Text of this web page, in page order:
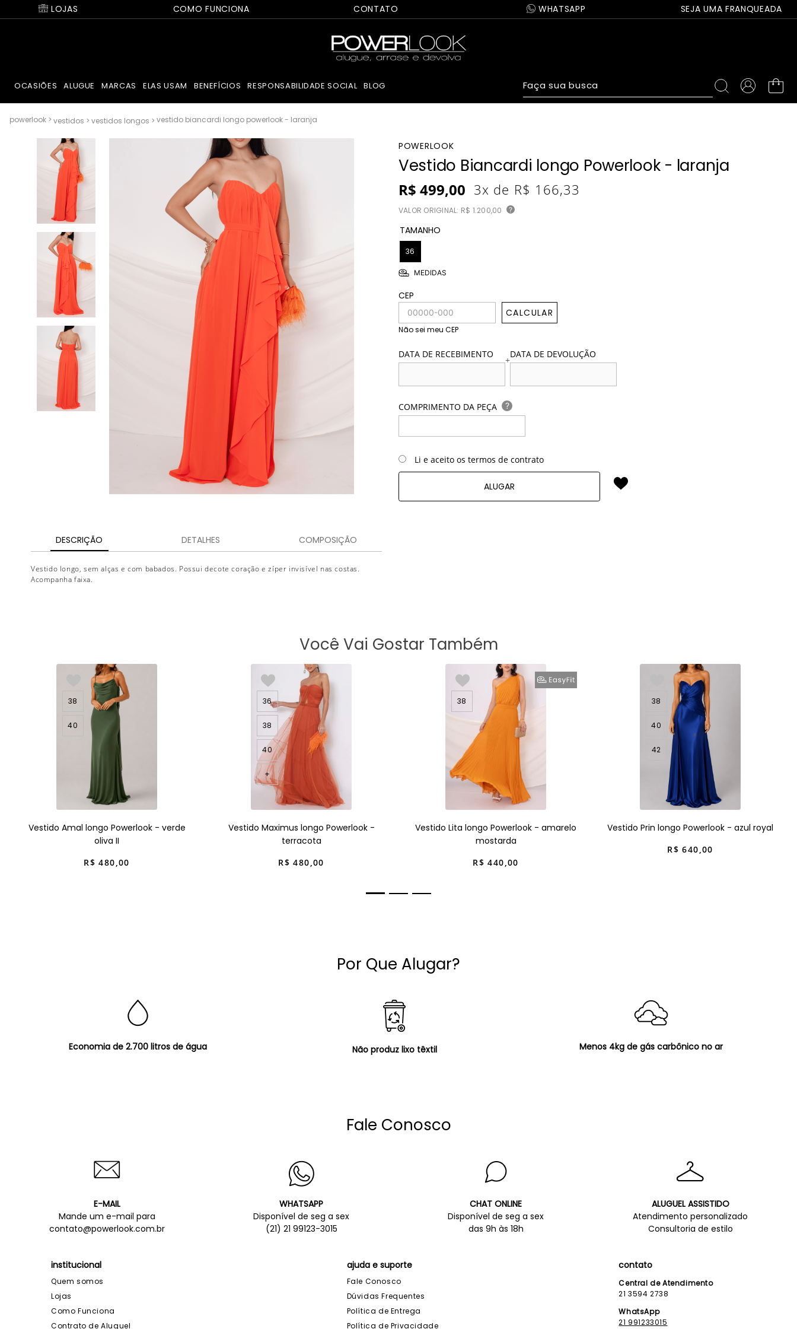
LOJAS COMO FUNCIONA CONTATO WHATSAPP SEJA UMA FRANQUEADA
OCASIÕES ALUGUE MARCAS ELAS USAM BENEFÍCIOS RESPONSABILIDADE SOCIAL BLOG Faça sua busca
vestidos vestidos longos vestido biancardi longo powerlook - laranja
DESCRIÇÃO DETALHES COMPOSIÇÃO
Vestido longo, sem alças e com babados. Possui decote coração e zíper invisível nas costas.
Acompanha faixa.
POWERLOOK
Vestido Biancardi longo Powerlook - laranja
R$ 499,00 3x de R$ 166,33
VALOR ORIGINAL: R$ 1.200,00 ?
TAMANHO
36
MEDIDAS
CEP
CALCULAR
Não sei meu CEP
DATA DE RECEBIMENTO +DATA DE DEVOLUÇÃO
COMPRIMENTO DA PEÇA ?
Li e aceito os termos de contrato
ALUGAR
Você Vai Gostar Também
38
40
Vestido Amal longo Powerlook - verde
oliva II
R$ 480,00
36
38
40
+
Vestido Maximus longo Powerlook -
terracota
R$ 480,00
38
Vestido Lita longo Powerlook - amarelo
mostarda
R$ 440,00
38
40
42
Vestido Prin longo Powerlook - azul royal
R$ 640,00
Por Que Alugar?
Economia de 2.700 litros de água Não produz lixo têxtil Menos 4kg de gás carbônico no ar
Fale Conosco
E-MAIL
Mande um e-mail para
contato@powerlook.com.br
WHATSAPP
Disponível de seg a sex
(21) 21 99123-3015
CHAT ONLINE
Disponível de seg a sex
das 9h às 18h
ALUGUEL ASSISTIDO
Atendimento personalizado
Consultoria de estilo
institucional
Quem somos
Lojas
Como Funciona
Contrato de Aluguel
ajuda e suporte
Fale Conosco
Dúvidas Frequentes
Política de Entrega
Política de Privacidade
contato
Central de Atendimento
21 3594 2738
WhatsApp
21 991233015